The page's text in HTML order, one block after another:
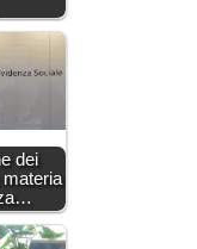
dei
materia